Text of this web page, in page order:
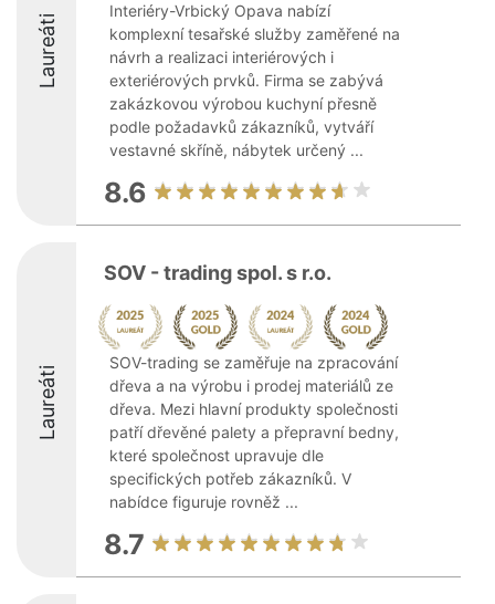
Laureáti
Interiéry-Vrbický Opava nabízí
komplexní tesařské služby zaměřené na
návrh a realizaci interiérových i
exteriérových prvků. Firma se zabývá
zakázkovou výrobou kuchyní přesně
podle požadavků zákazníků, vytváří
vestavné skříně, nábytek určený ...
8.6
Laureáti
SOV - trading spol. s r.o.
SOV-trading se zaměřuje na zpracování
dřeva a na výrobu i prodej materiálů ze
dřeva. Mezi hlavní produkty společnosti
patří dřevěné palety a přepravní bedny,
které společnost upravuje dle
specifických potřeb zákazníků. V
nabídce figuruje rovněž ...
8.7